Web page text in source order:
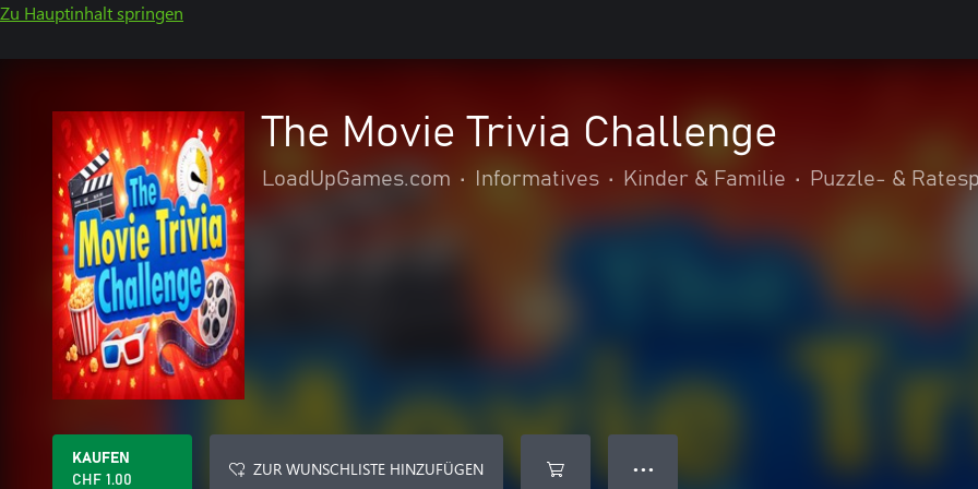
Zu Hauptinhalt springen
The Movie Trivia Challenge
LoadUpGames.com • Informatives • Kinder & Familie • Puzzle- &
KAUFEN
CHF 1.00
ZUR WUNSCHLISTE HINZUFÜGEN ● ● ●